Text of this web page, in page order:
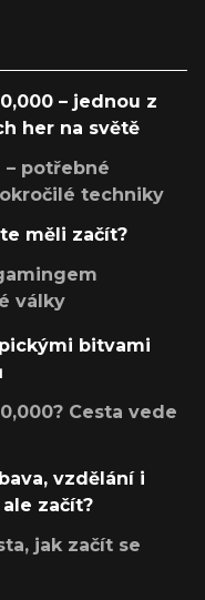
– jednou z
her na světě
potřebné
techniky
měli začít?
války
bitvami
Cesta vede
vzdělání i
začít?
jak začít se